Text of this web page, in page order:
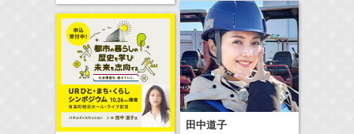
田中道子